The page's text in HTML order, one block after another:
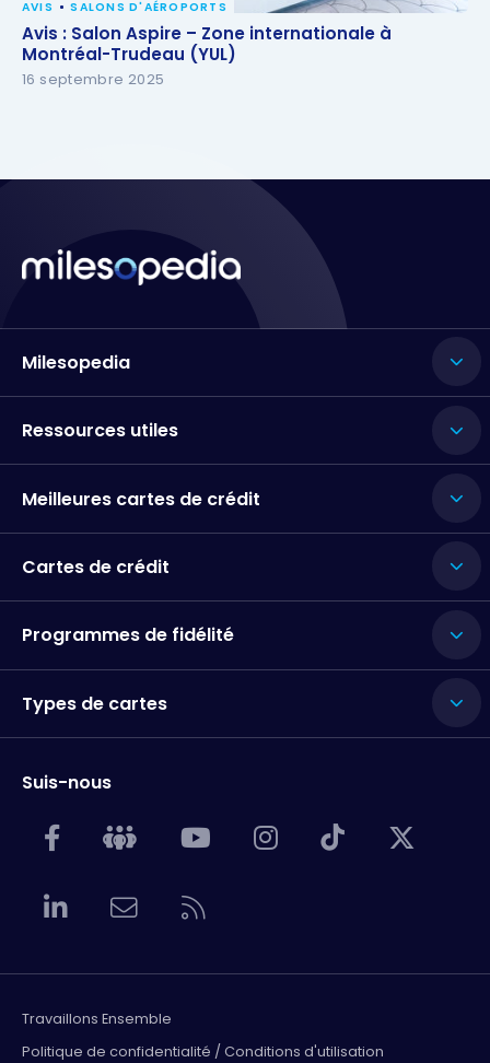
Avis : Salon Aspire – Zone internationale à
Montréal-Trudeau (YUL)
AVIS SALONS D'AÉROPORTS
Avis : Salon Aspire – Zone internationale à
Montréal-Trudeau (YUL)
16 septembre 2025
Milesopedia
Ressources utiles
Meilleures cartes de crédit
Cartes de crédit
Programmes de fidélité
Types de cartes
Suis-nous
Travaillons Ensemble
Politique de confidentialité / Conditions d'utilisation